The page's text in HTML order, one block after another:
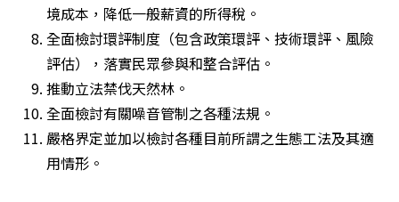
境成本，降低一般薪資的所得稅。
全面檢討環評制度（包含政策環評、技術環評、風險
評估），落實民眾參與和整合評估。
推動立法禁伐天然林。
全面檢討有關噪音管制之各種法規。
嚴格界定並加以檢討各種目前所謂之生態工法及其適
用情形。